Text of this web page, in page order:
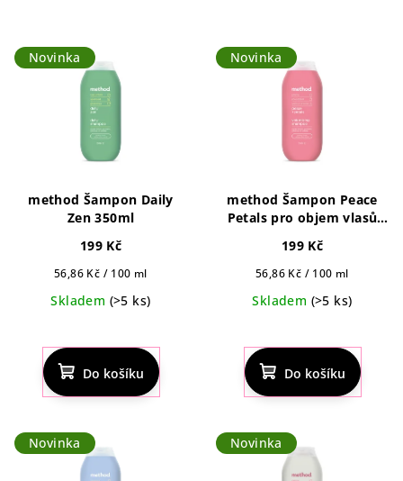
Novinka
method Šampon Daily
Zen 350ml
199 Kč
Měrná
56,86 Kč / 100 ml
Skladem (>5 ks)
Do košíku
Novinka
method Šampon Peace
Petals pro objem vlasů
199 Kč
Měrná
56,86 Kč / 100 ml
Skladem (>5 ks)
hodnocení
produktu
je
5,0
hvězdiček.
Do košíku
Novinka Novinka